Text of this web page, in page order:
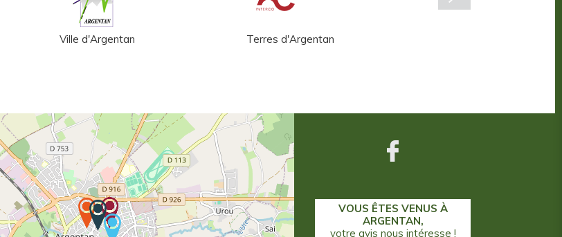
Ville d'Argentan Terres d'Argentan
VOUS ÊTES VENUS À
ARGENTAN,
votre avis nous intéresse !